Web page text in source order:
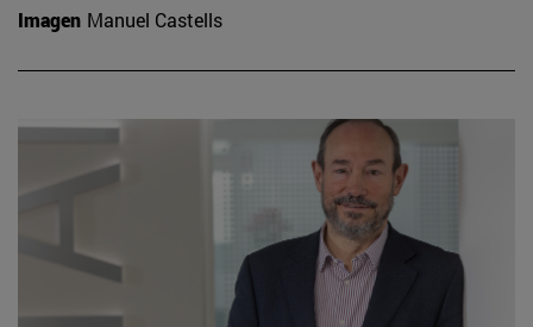
Imagen Manuel Castells